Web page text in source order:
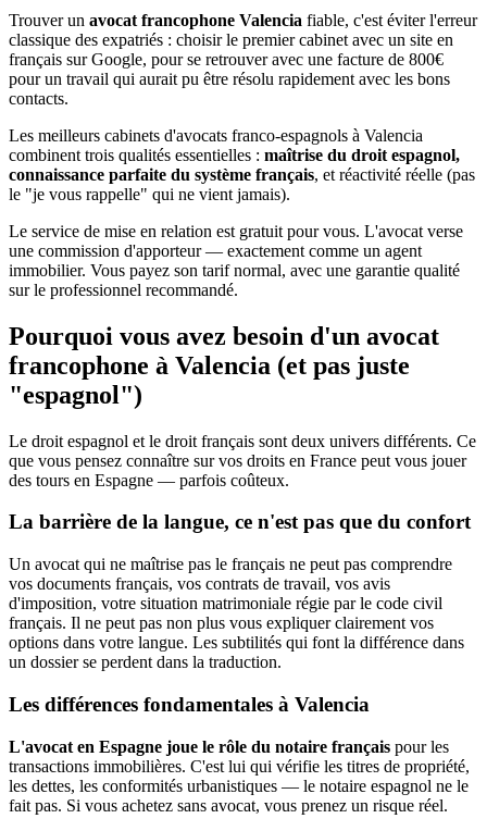
Trouver un avocat francophone Valencia fiable, c'est éviter l'erreur
classique des expatriés : choisir le premier cabinet avec un site en
français sur Google, pour se retrouver avec une facture de 800€
pour un travail qui aurait pu être résolu rapidement avec les bons
contacts.
Les meilleurs cabinets d'avocats franco-espagnols à Valencia
combinent trois qualités essentielles : maîtrise du droit espagnol,
connaissance parfaite du système français, et réactivité réelle (pas
le "je vous rappelle" qui ne vient jamais).
Le service de mise en relation est gratuit pour vous. L'avocat verse
une commission d'apporteur — exactement comme un agent
immobilier. Vous payez son tarif normal, avec une garantie qualité
sur le professionnel recommandé.
Pourquoi vous avez besoin d'un avocat
francophone à Valencia (et pas juste
"espagnol")
Le droit espagnol et le droit français sont deux univers différents. Ce
que vous pensez connaître sur vos droits en France peut vous jouer
des tours en Espagne — parfois coûteux.
La barrière de la langue, ce n'est pas que du confort
Un avocat qui ne maîtrise pas le français ne peut pas comprendre
vos documents français, vos contrats de travail, vos avis
d'imposition, votre situation matrimoniale régie par le code civil
français. Il ne peut pas non plus vous expliquer clairement vos
options dans votre langue. Les subtilités qui font la différence dans
un dossier se perdent dans la traduction.
Les différences fondamentales à Valencia
L'avocat en Espagne joue le rôle du notaire français pour les
transactions immobilières. C'est lui qui vérifie les titres de propriété,
les dettes, les conformités urbanistiques — le notaire espagnol ne le
fait pas. Si vous achetez sans avocat, vous prenez un risque réel.